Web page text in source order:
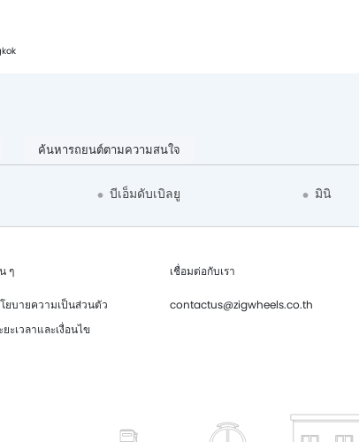
ค้นหารถยนต์ตามความสนใจ
บีเอ็มดับเบิลยู มินิ
ๆ
ยบายความเป็นส่วนตัว
ยะเวลาและเงื่อนไข
เชื่อมต่อกับเรา
contactus@zigwheels.co.th